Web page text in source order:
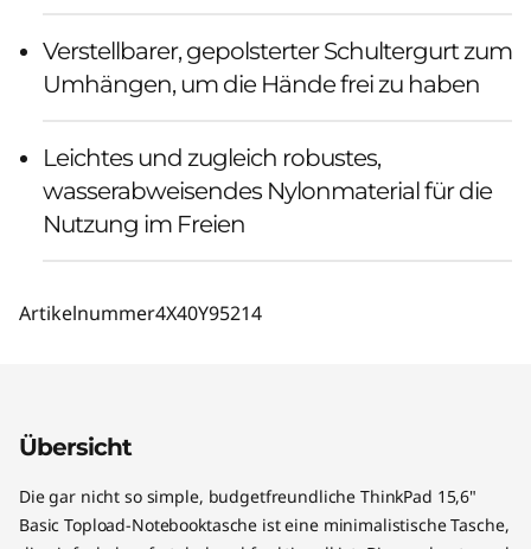
Verstellbarer, gepolsterter Schultergurt zum
Umhängen, um die Hände frei zu haben
Leichtes und zugleich robustes,
wasserabweisendes Nylonmaterial für die
Nutzung im Freien
Artikelnummer4X40Y95214
Übersicht
Die gar nicht so simple, budgetfreundliche ThinkPad 15,6"
Basic Topload-Notebooktasche ist eine minimalistische Tasche,